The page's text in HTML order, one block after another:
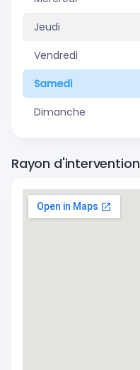
Jeudi
Vendredi
Samedi
Dimanche
Rayon d'intervention